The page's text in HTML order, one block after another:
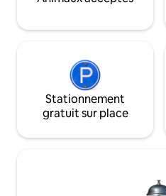
Stationnement
gratuit sur place